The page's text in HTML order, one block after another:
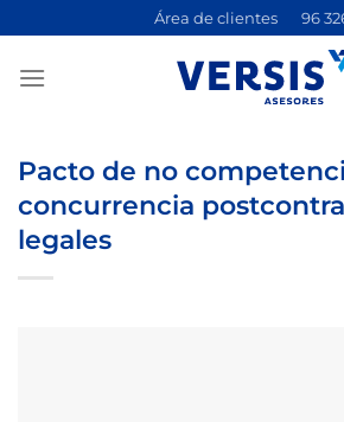
contenido
Área de clientes 96
Pacto de no
concurrencia
legales